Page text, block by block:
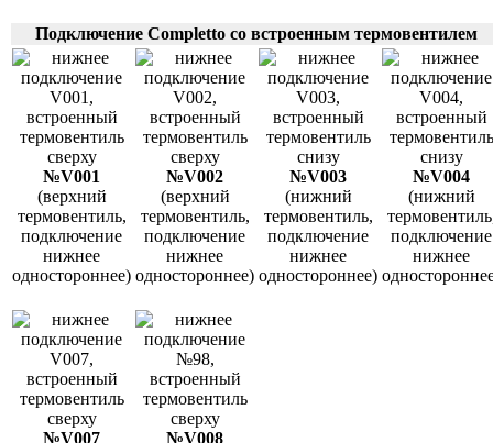
Подключение Completto со встроенным термовентилем
№V001
(верхний
термовентиль,
подключение
нижнее
одностороннее)
№V002
(верхний
термовентиль,
подключение
нижнее
одностороннее)
№V003
(нижний
термовентиль,
подключение
нижнее
одностороннее)
№V004
(нижний
подключение
нижнее
№V007
№V008